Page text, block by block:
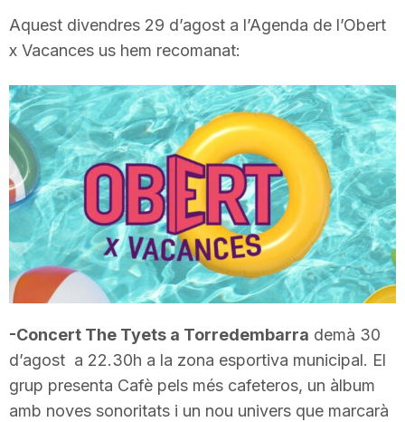
d
e
T
r
Aquest divendres 29 d’agost a l’Agenda de l’Obert
x Vacances us hem recomanat:
-Concert The Tyets a Torredembarra demà 30
d’agost a 22.30h a la zona esportiva municipal. El
grup presenta Cafè pels més cafeteros, un àlbum
amb noves sonoritats i un nou univers que marcarà